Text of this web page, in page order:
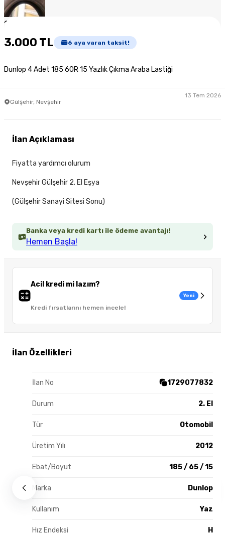
1
3.000 TL 6 aya varan taksit!
Dunlop 4 Adet 185 60R 15 Yazlık Çıkma Araba Lastiği
Gülşehir, Nevşehir
13 Tem 2026
Banka veya kredi kartı ile ödeme avantajı!
Hemen Başla!
Acil kredi mi lazım?
Kredi fırsatlarını hemen incele!
Yeni
İlan Özellikleri
İlan No 1729077832
Durum 2. El
Tür Otomobil
Üretim Yılı 2012
Ebat/Boyut 185 / 65 / 15
Marka Dunlop
Kullanım Yaz
Hız Endeksi H
İlan Açıklaması
Fiyatta yardımcı olurum
Nevşehir Gülşehir 2. El Eşya
(Gülşehir Sanayi Sitesi Sonu)